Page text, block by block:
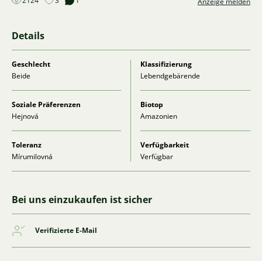
Details
Geschlecht
Beide
Klassifizierung
Lebendgebärende
Soziale Präferenzen
Hejnová
Biotop
Amazonien
Toleranz
Mírumilovná
Verfügbarkeit
Verfügbar
Bei uns einzukaufen ist sicher
Verifizierte E-Mail